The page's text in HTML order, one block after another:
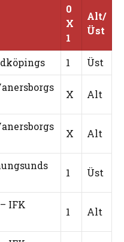
0
X
1
Alt/
Üst
1 Üst
X Alt
X Alt
1 Üst
IFK
1 Alt